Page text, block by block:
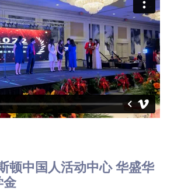
顿中国人活动中心 华盛华
金